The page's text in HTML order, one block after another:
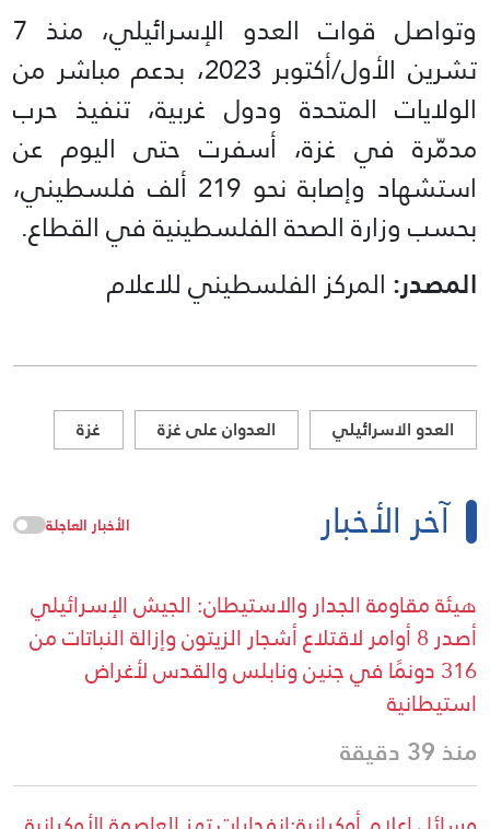
وتواصل قوات العدو الإسرائيلي، منذ 7
تشرين الأول/أكتوبر 2023، بدعم مباشر من
الولايات المتحدة ودول غربية، تنفيذ حرب
مدمّرة في غزة، أسفرت حتى اليوم عن
استشهاد وإصابة نحو 219 ألف فلسطيني،
بحسب وزارة الصحة الفلسطينية في القطاع.
المصدر: المركز الفلسطيني للاعلام
العدو الاسرائيلي العدوان على غزة غزة
آخر الأخبار الأخبار العاجلة
هيئة مقاومة الجدار والاستيطان: الجيش الإسرائيلي
أصدر 8 أوامر لاقتلاع أشجار الزيتون وإزالة النباتات من
316 دونمًا في جنين ونابلس والقدس لأغراض
استيطانية
منذ 39 دقيقة